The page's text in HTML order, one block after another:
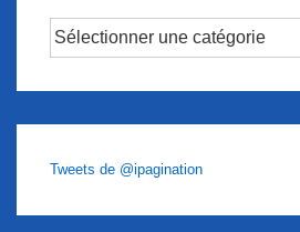
Catégories
Tweets de @ipagination